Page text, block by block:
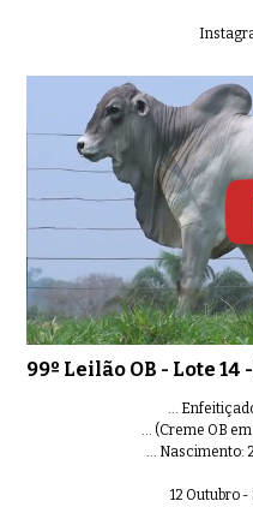
...
... (Creme OB
... Nascimento:
12 Outubro -